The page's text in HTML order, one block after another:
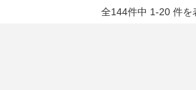
全144件中 1-20 件を